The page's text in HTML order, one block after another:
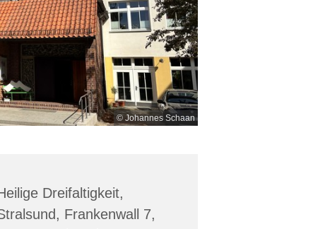
© Johannes Schaan
Dreifaltigkeit,
Frankenwall 7,